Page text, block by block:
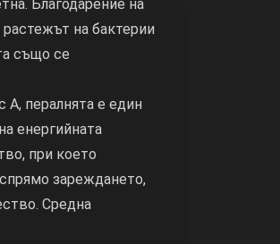
Благодарение на
растежът на бактерии
също се
А, пералнята е един
енергийната
при което
зареждането,
Средна